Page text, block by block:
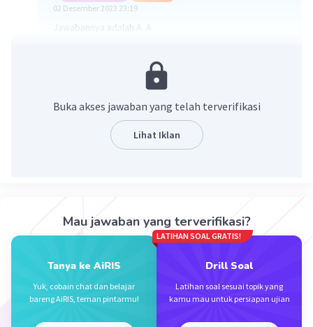
02 Desember 2023 23:19
Jawabannya adalah A. A
Jika hambatan jenis semakin besar, maka kemampuan untuk
menghantarkan listrik semakin buruk. Jika hambatan jenis
semakin kecil, maka kemampuan untuk menghantarkan listrik
semakin bagus. Hal ini didasari dari hukum Ohm, hambatan
berbanding terbalik dengan kuat arus. Jika dilihat dari tabel,
logam A memiliki hambatan jenis paling kecil daripada logam
listrik adalah logam A.
Beri Rating·0.0(0) Balas
Buka akses jawaban yang telah terverifikasi
Lihat Iklan
Mau jawaban yang terverifikasi?
Tanya ke AiRIS
Yuk, cobain chat dan belajar
bareng AiRIS, teman pintarmu!
LATIHAN SOAL GRATIS!
Drill Soal
Latihan soal sesuai topik yang
kamu mau untuk persiapan ujian